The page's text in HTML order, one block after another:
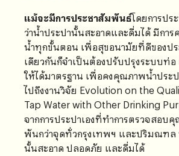
แม้จะมีการประชาสัมพันธ์โดยการปร
ว่าน้ำประปานั้นสะอาดและดื่มได้ มีกา
น้ำทุกขั้นตอน เพื่อสุขอนามัยที่ดีของป
เดียวกันก็จำเป็นต้องปรับปรุงระบบท่
ให้ได้มาตรฐาน เพื่อคงคุณภาพน้ำประ
ไปถึงงานวิจัย Evolution on the
Tap Water with Other Drinking
จากการประปาเองที่ทำการตรวจสอบ
พันกว่าจุดทั่วกรุงเทพฯ และปริมณฑล
นั้นสะอาด ปลอดภัย และดื่มได้